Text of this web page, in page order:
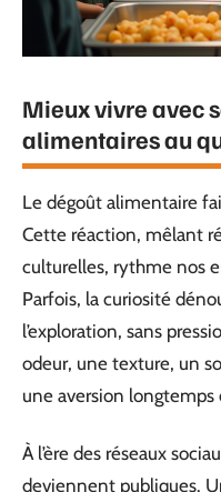
Mieux vivre avec
alimentaires au
Le dégoût alimentaire
Cette réaction, mêlant
culturelles, rythme nos
Parfois, la curiosité
l’exploration, sans
odeur, une texture, un
une aversion longtemps
À l’ère des réseaux
deviennent publiques.